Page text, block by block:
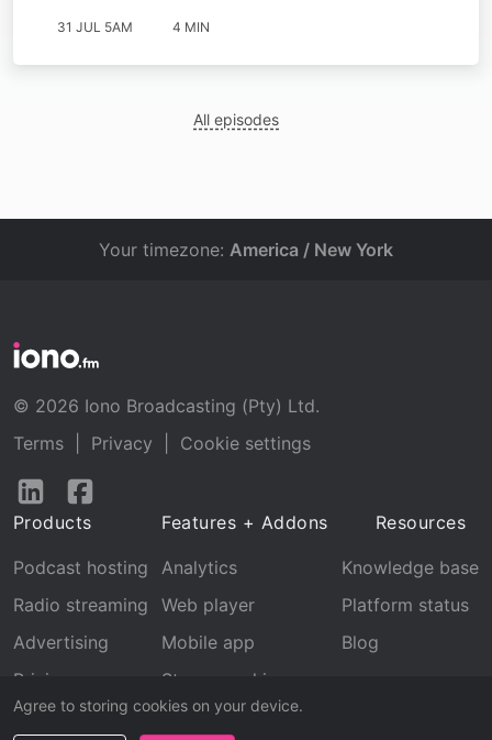
31 JUL 5AM 4 MIN
All episodes
Agree to storing cookies on your device.
Your timezone: America / New York
© 2026 Iono Broadcasting (Pty) Ltd.
Terms
Privacy
Cookie settings
Follow
LinkedInFacebook
Products
Podcast hosting
Radio streaming
Advertising
Pricing
Features + Addons
Analytics
Web player
Mobile app
Stream archive
Recognition
Resources
Knowledge base
Platform status
Blog